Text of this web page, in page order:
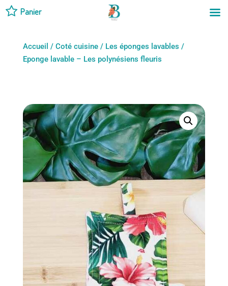
Accueil / Coté cuisine/ Les éponges lavables /
Eponge lavable – Les polynésiens fleuris
Panier